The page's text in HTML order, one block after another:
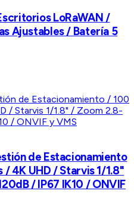
LoRaWAN /
Ajustables / Batería 5
de Estacionamiento
/ 4K UHD / Starvis 1/1.8"
/ IP67 IK10 / ONVIF